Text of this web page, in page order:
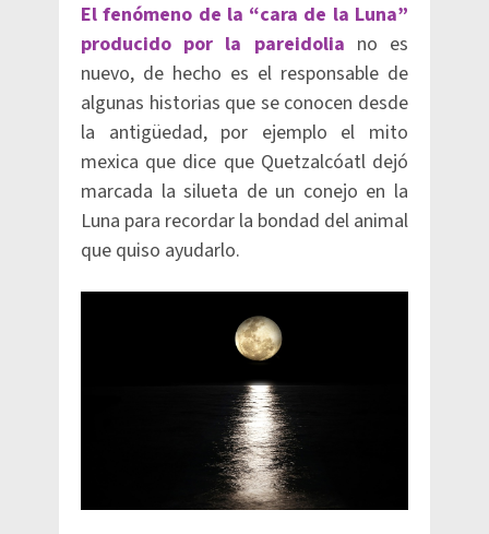
El fenómeno de la “cara de la Luna”
producido por la pareidolia no es
nuevo, de hecho es el responsable de
algunas historias que se conocen desde
la antigüedad, por ejemplo el mito
mexica que dice que Quetzalcóatl dejó
marcada la silueta de un conejo en la
Luna para recordar la bondad del animal
que quiso ayudarlo.